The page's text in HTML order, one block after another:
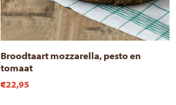
Broodtaart mozzarella, pesto en
tomaat
€22,95